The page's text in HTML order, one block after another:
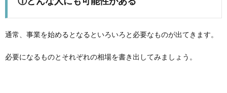
通常、事業を始めるとなるといろいろと必要なものが出てきます。
必要になるものとそれぞれの相場を書き出してみましょう。